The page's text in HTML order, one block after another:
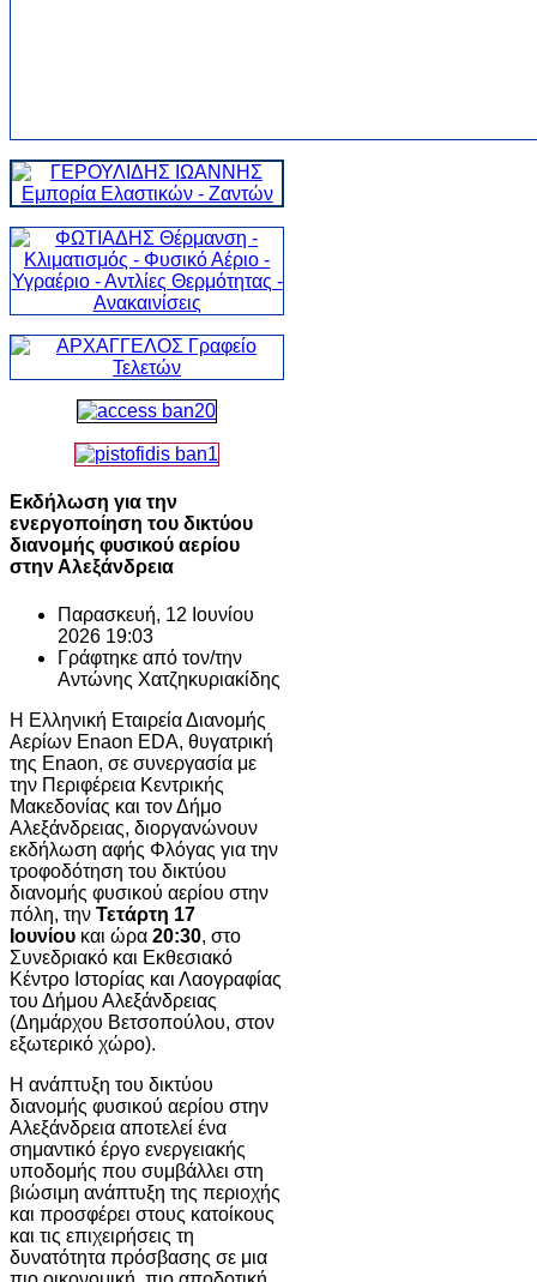
Εκδήλωση για την
ενεργοποίηση του δικτύου
διανομής φυσικού αερίου
στην Αλεξάνδρεια
Παρασκευή, 12 Ιουνίου
2026 19:03
Γράφτηκε από τον/την
Αντώνης Χατζηκυριακίδης
Η Ελληνική Εταιρεία Διανομής
Αερίων Enaon EDA, θυγατρική
της Enaon, σε συνεργασία με
την Περιφέρεια Κεντρικής
Μακεδονίας και τον Δήμο
Αλεξάνδρειας, διοργανώνουν
εκδήλωση αφής Φλόγας για την
τροφοδότηση του δικτύου
διανομής φυσικού αερίου στην
πόλη, την Τετάρτη 17
Ιουνίου και ώρα 20:30, στο
Συνεδριακό και Εκθεσιακό
Κέντρο Ιστορίας και Λαογραφίας
του Δήμου Αλεξάνδρειας
(Δημάρχου Βετσοπούλου, στον
εξωτερικό χώρο).
Η ανάπτυξη του δικτύου
διανομής φυσικού αερίου στην
Αλεξάνδρεια αποτελεί ένα
σημαντικό έργο ενεργειακής
υποδομής που συμβάλλει στη
βιώσιμη ανάπτυξη της περιοχής
και προσφέρει στους κατοίκους
και τις επιχειρήσεις τη
δυνατότητα πρόσβασης σε μια